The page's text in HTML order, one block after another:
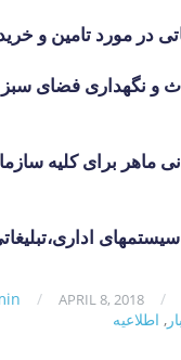
و نگهداری فضای سبز
ماهر برای کلیه
/ APRIL 8, 2018 /
, اطلاعیه